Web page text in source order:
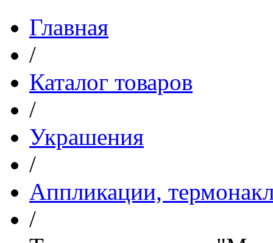
Главная
/
Каталог товаров
/
Украшения
/
Аппликации,
/